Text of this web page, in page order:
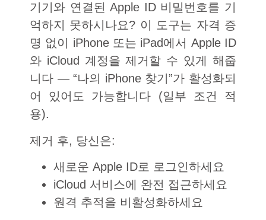
기기와 연결된 Apple ID 비밀번호를 기
억하지 못하시나요? 이 도구는 자격 증
명 없이 iPhone 또는 iPad에서 Apple ID
와 iCloud 계정을 제거할 수 있게 해줍
니다 — “나의 iPhone 찾기”가 활성화되
어 있어도 가능합니다 (일부 조건 적
용).
제거 후, 당신은:
새로운 Apple ID로 로그인하세요
iCloud 서비스에 완전 접근하세요
원격 추적을 비활성화하세요